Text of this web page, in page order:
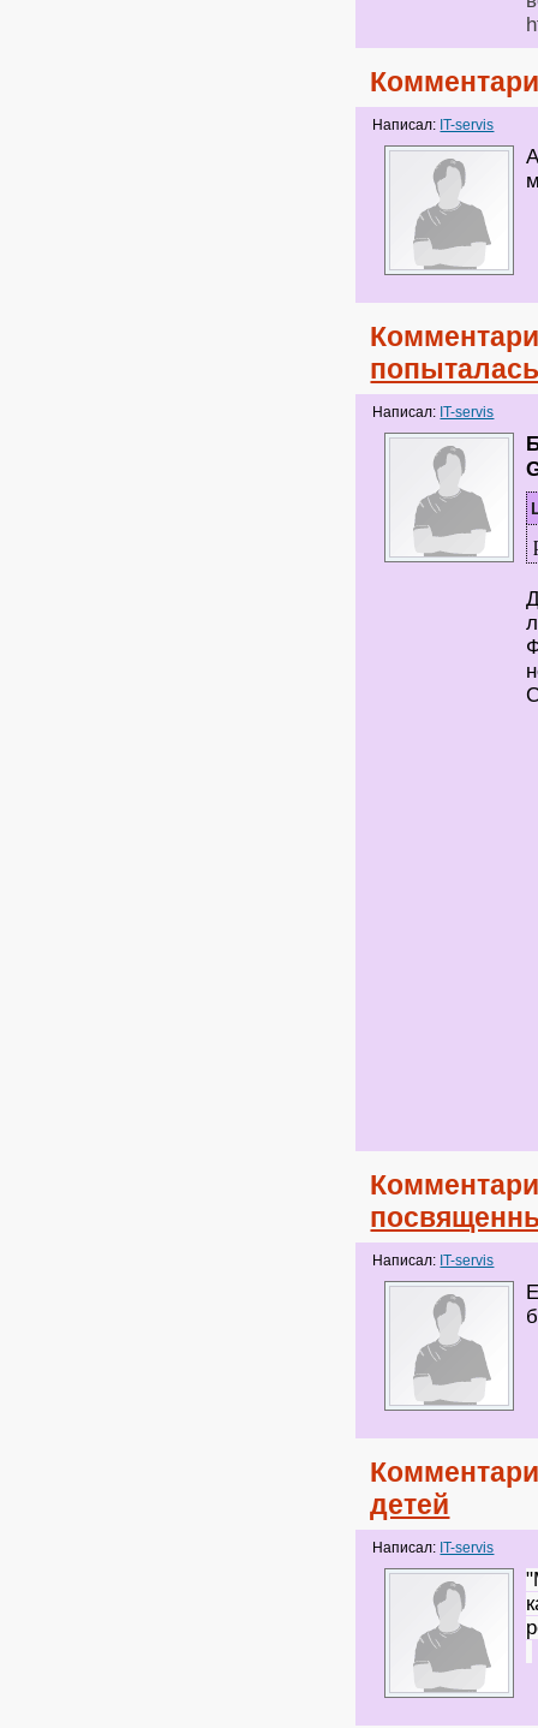
Написал: IT-servis
Написал: IT-servis
Написал: IT-servis
детей
Написал: IT-servis